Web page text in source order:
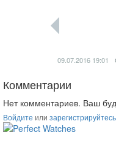
09.07.2016 19:01
Комментарии
Нет комментариев. Ваш
Войдите или зарегистрируйтесь